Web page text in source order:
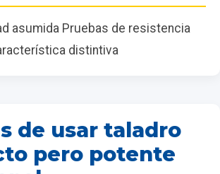
asumida Pruebas de resistencia
distintiva
de usar taladro
pero potente